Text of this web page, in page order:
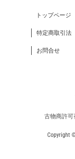
トップページ
特定商取引法
お問合せ
古物商許可
Copyright ©